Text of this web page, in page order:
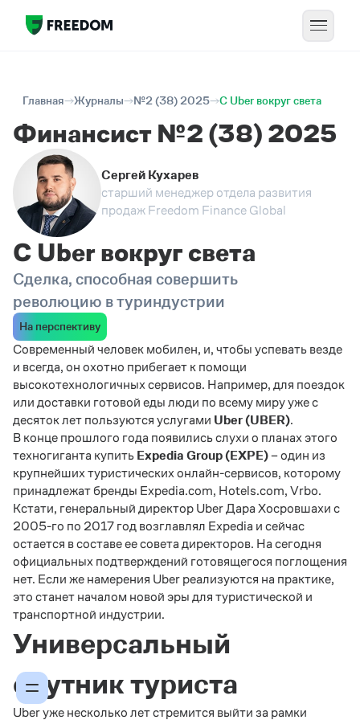
Главная Журналы №2 (38) 2025 С Uber вокруг света
Финансист №2 (38) 2025
Сергей Кухарев
старший менеджер отдела развития
продаж Freedom Finance Global
С Uber вокруг света
Сделка, способная совершить
революцию в туриндустрии
На перспективу
Современный человек мобилен, и, чтобы успевать везде
и всегда, он охотно прибегает к помощи
высокотехнологичных сервисов. Например, для поездок
или доставки готовой еды люди по всему миру уже с
десяток лет пользуются услугами Uber (UBER).
В конце прошлого года появились слухи о планах этого
техногиганта купить Expedia Group (EXPE)– один из
крупнейших туристических онлайн-сервисов, которому
принадлежат бренды Expedia.com, Hotels.com, Vrbo.
Кстати, генеральный директор Uber Дара Хосровшахи с
2005-го по 2017 год возглавлял Expedia и сейчас
остается в составе ее совета директоров. На сегодня
официальных подтверждений готовящегося поглощения
нет. Если же намерения Uber реализуются на практике,
это станет началом новой эры для туристической и
транспортной индустрии.
Универсальный
спутник туриста
Uber уже несколько лет стремится выйти за рамки